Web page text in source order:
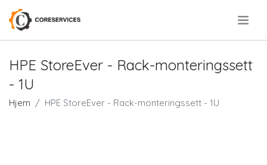
HPE StoreEver - Rack-monteringssett
- 1U
Hjem HPE StoreEver - Rack-monteringssett - 1U